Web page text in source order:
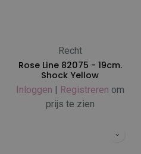
Recht
Rose Line 82075 - 19cm.
Shock Yellow
Inloggen | Registreren om
prijs te zien